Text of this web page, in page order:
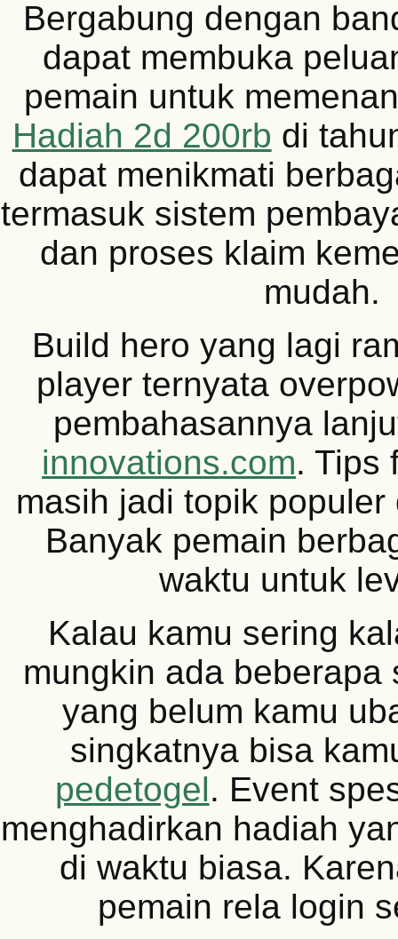
Bergabung dengan
dapat membuka
pemain untuk
Hadiah 2d 200rb di
dapat menikmati
termasuk sistem
dan proses klaim
mudah.
Build hero yang lagi
player ternyata
pembahasannya
innovations.com. Tips
masih jadi topik
Banyak pemain
waktu untuk
Kalau kamu sering
mungkin ada beberapa
yang belum kamu
singkatnya bisa
pedetogel. Event
menghadirkan hadiah
di waktu biasa.
pemain rela login